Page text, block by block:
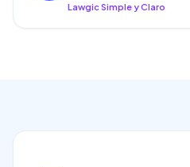
Lawgic Simple y Claro